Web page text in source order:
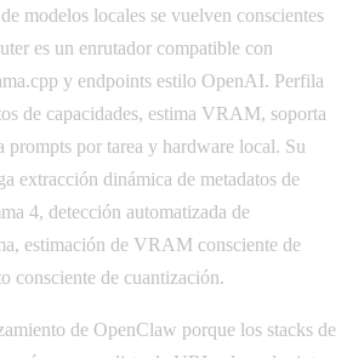
modelos locales se vuelven conscientes
es un enrutador compatible con
y endpoints estilo OpenAI. Perfila
de capacidades, estima VRAM, soporta
prompts por tarea y hardware local. Su
extracción dinámica de metadatos de
4, detección automatizada de
estimación de VRAM consciente de
consciente de cuantización.
de OpenClaw porque los stacks de